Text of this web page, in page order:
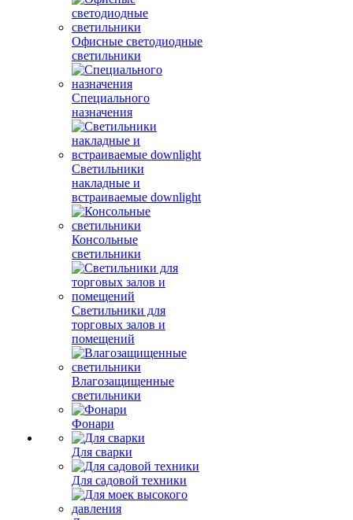
Офисные светодиодные
светильники
Специального
назначения
Светильники
накладные и
встраиваемые downlight
Консольные
светильники
Светильники для
торговых залов и
помещений
Влагозащищенные
светильники
Фонари
Для сварки
Для садовой техники